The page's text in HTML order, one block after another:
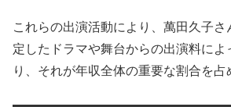
これらの出演活動により、萬田久子
定したドラマや舞台からの出演料によ
り、それが年収全体の重要な割合を占